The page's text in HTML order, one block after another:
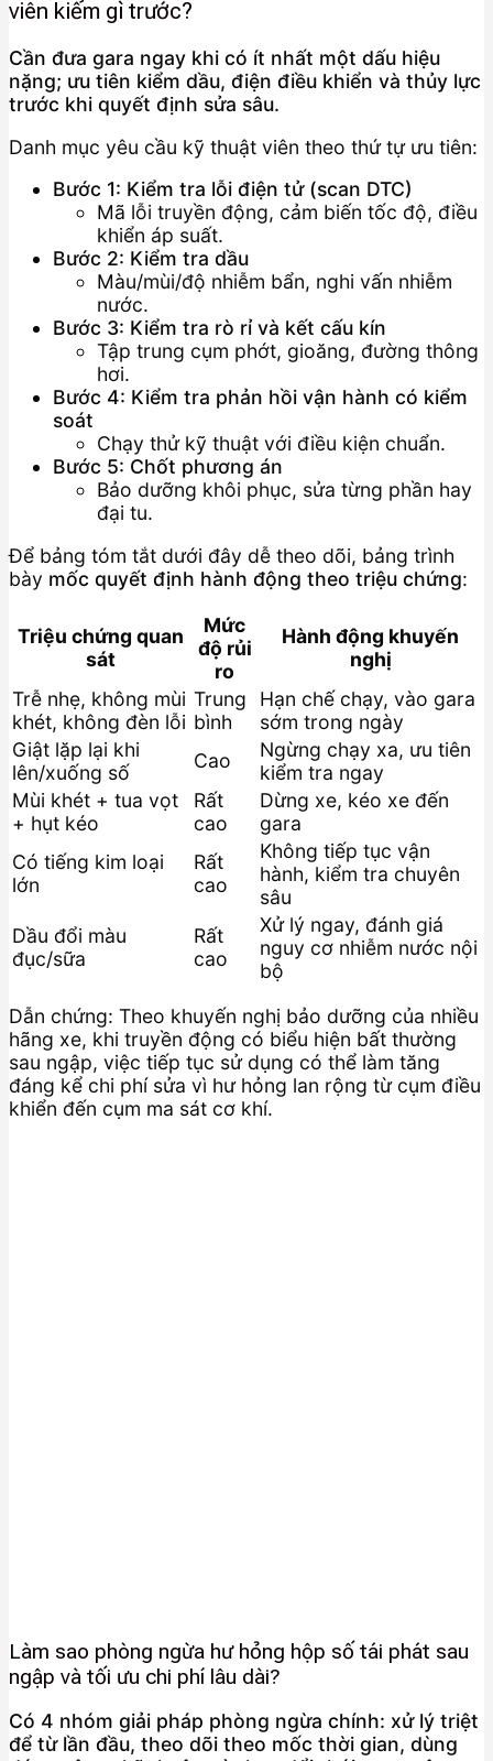
viên kiểm gì trước?
Cần đưa gara ngay khi có ít nhất một dấu hiệu
nặng; ưu tiên kiểm dầu, điện điều khiển và thủy lực
trước khi quyết định sửa sâu.
Danh mục yêu cầu kỹ thuật viên theo thứ tự ưu tiên:
Bước 1: Kiểm tra lỗi điện tử (scan DTC)
Mã lỗi truyền động, cảm biến tốc độ, điều
khiển áp suất.
Bước 2: Kiểm tra dầu
Màu/mùi/độ nhiễm bẩn, nghi vấn nhiễm
nước.
Bước 3: Kiểm tra rò rỉ và kết cấu kín
Tập trung cụm phớt, gioăng, đường thông
hơi.
Bước 4: Kiểm tra phản hồi vận hành có kiểm
soát
Chạy thử kỹ thuật với điều kiện chuẩn.
Bước 5: Chốt phương án
Bảo dưỡng khôi phục, sửa từng phần hay
đại tu.
Để bảng tóm tắt dưới đây dễ theo dõi, bảng trình
bày mốc quyết định hành động theo triệu chứng:
Triệu chứng quan
sát
Mức
độ rủi
ro
Hành động khuyến
nghị
Trễ nhẹ, không mùi
khét, không đèn lỗi
Trung
bình
Hạn chế chạy, vào gara
sớm trong ngày
Giật lặp lại khi
lên/xuống số
Cao
Ngừng chạy xa, ưu tiên
kiểm tra ngay
Mùi khét + tua vọt
+ hụt kéo
Rất
cao
Dừng xe, kéo xe đến
gara
Có tiếng kim loại
lớn
Rất
cao
Không tiếp tục vận
hành, kiểm tra chuyên
sâu
Dầu đổi màu
đục/sữa
Rất
cao
Xử lý ngay, đánh giá
nguy cơ nhiễm nước nội
bộ
Dẫn chứng: Theo khuyến nghị bảo dưỡng của nhiều
hãng xe, khi truyền động có biểu hiện bất thường
sau ngập, việc tiếp tục sử dụng có thể làm tăng
đáng kể chi phí sửa vì hư hỏng lan rộng từ cụm điều
khiển đến cụm ma sát cơ khí.
Làm sao phòng ngừa hư hỏng hộp số tái phát sau
ngập và tối ưu chi phí lâu dài?
Có 4 nhóm giải pháp phòng ngừa chính: xử lý triệt
để từ lần đầu, theo dõi theo mốc thời gian, dùng